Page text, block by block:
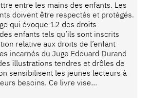
entre les mains des enfants. Les
doivent être respectés et protégés.
qui évoque 12 des droits
enfants tels qu’ils sont inscrits
relative aux droits de l’enfant
incarnés du Juge Edouard Durand
illustrations tendres et drôles de
sensibilisent les jeunes lecteurs à
besoins. Ce livre vise…